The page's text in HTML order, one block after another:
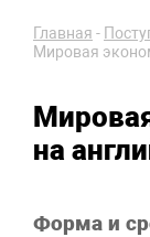
Главная -
Мировая
на
Форма и